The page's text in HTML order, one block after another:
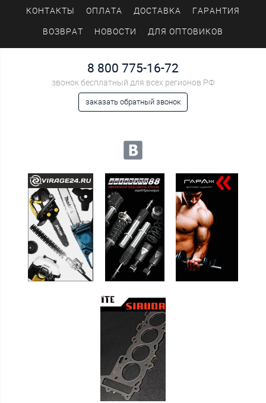
КОНТАКТЫ ОПЛАТА ДОСТАВКА ГАРАНТИЯ
ВОЗВРАТ НОВОСТИ ДЛЯ ОПТОВИКОВ
8 800 775-16-72
звонок бесплатный для всех регионов РФ
заказать обратный звонок